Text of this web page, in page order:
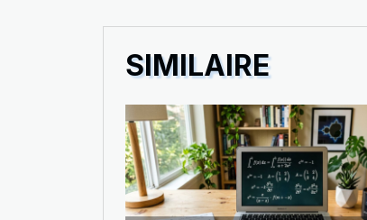
SIMILAIRE